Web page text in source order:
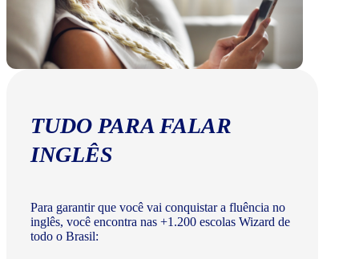
TUDO PARA FALAR
INGLÊS
Para garantir que você vai conquistar a fluência no
inglês, você encontra nas +1.200 escolas Wizard de
todo o Brasil: